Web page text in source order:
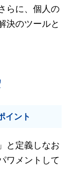
らに、個人の
決のツールと
イント
と定義しなお
ワメントして